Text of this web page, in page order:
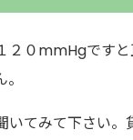
２０mmHgです
てみて下さい